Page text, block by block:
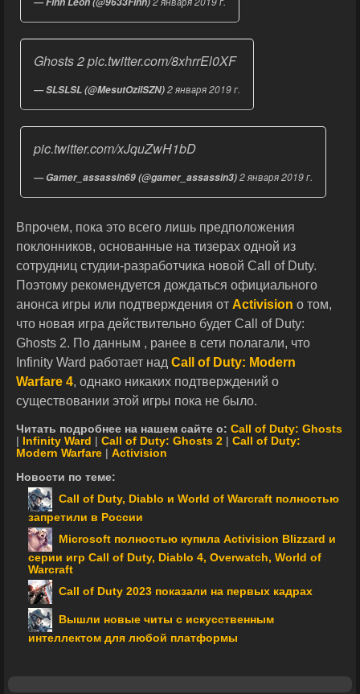
Ghosts 2pic.twitter.com/8xhrrEl0XF
— SLSLSL (@MesutOzilSZN)2 января 2019 г.
pic.twitter.com/xJquZwH1bD
— Gamer_assassin69 (@gamer_assassin3)2 января 2019 г.
Впрочем, пока это всего лишь предположения
поклонников, основанные на тизерах одной из
сотрудниц студии-разработчика новой Call of Duty.
Поэтому рекомендуется дождаться официального
анонса игры или подтверждения от Activision о том,
что новая игра действительно будет Call of Duty:
Ghosts 2. По данным , ранее в сети полагали, что
Infinity Ward работает над Call of Duty: Modern
Warfare 4, однако никаких подтверждений о
существовании этой игры пока не было.
Читать подробнее на нашем сайте о: Call of Duty: Ghosts
Infinity Ward Call of Duty: Ghosts 2
Call of Duty:
Modern Warfare
Activision
Новости по теме:
Call of Duty, Diablo и World of Warcraft полностью
запретили в России
Microsoft полностью купила Activision Blizzard и
серии игр Call of Duty, Diablo 4, Overwatch, World of
Warcraft
Call of Duty 2023 показали на первых кадрах
Вышли новые читы с искусственным
интеллектом для любой платформы